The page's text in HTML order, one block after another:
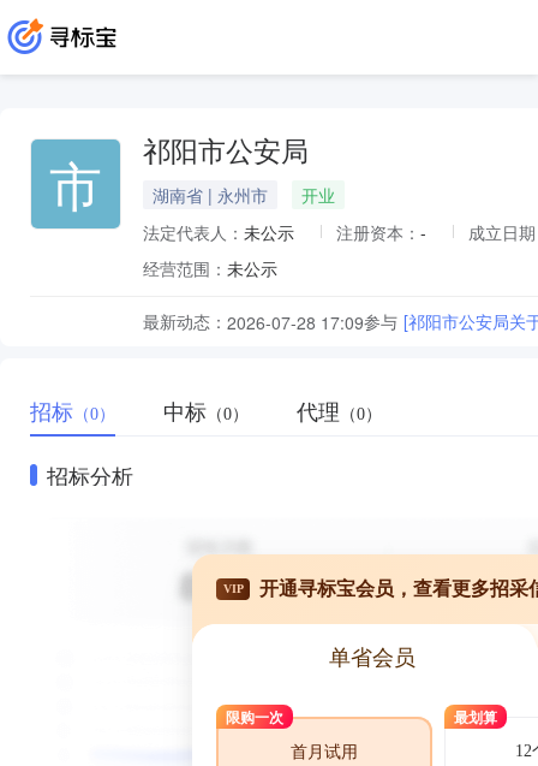
市 祁阳市公安局
湖南省 | 永州市
开业
法定代表人： 未公示 注册资本： -
成立日
经营范围： 未公示
最新动态： 2026-07-28 17:09参与 [祁阳市公安局关
招标 （0） 中标 （0） 代理 （0）
招标分析
VIP 开通寻标宝会员，查看更多招采
单省会员
限购一次
首月试用
最划算
12